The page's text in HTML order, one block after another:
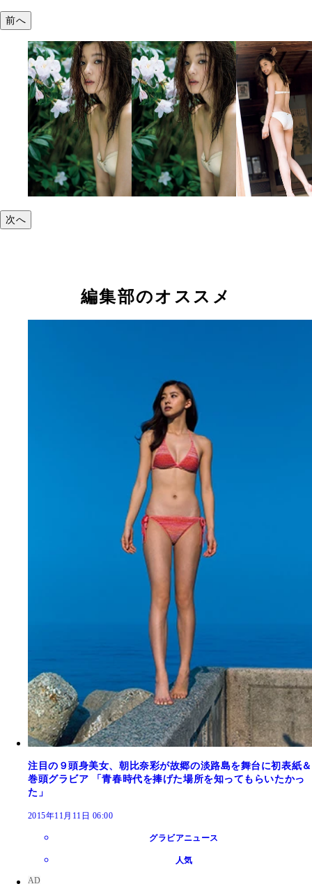
前へ
次へ
編集部のオススメ
注目の９頭身美女、朝比奈彩が故郷の淡路島を舞台に初表紙＆
巻頭グラビア 「青春時代を捧げた場所を知ってもらいたかっ
た」
2015年11月11日 06:00
グラビアニュース
人気